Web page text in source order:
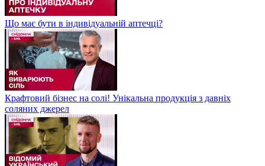
Що має бути в індивідуальній аптечці?
Крафтовий бізнес на солі! Унікальна продукція з давніх
соляних джерел